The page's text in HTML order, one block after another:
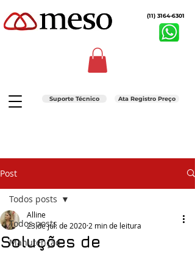
(11) 3164-6301
Suporte Técnico Ata Registro Preço
Post
Todos posts
Manutenção
Todos posts
Soluções de
Alline
23 de jul. de 2020 2 min de leitura